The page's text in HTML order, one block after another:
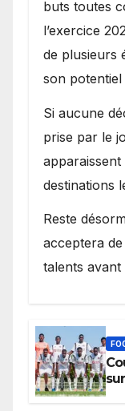
buts toutes
l’exercice
de plusieurs
son
Si aucune
prise par le
apparaissent
destinations
Reste
acceptera de
talents